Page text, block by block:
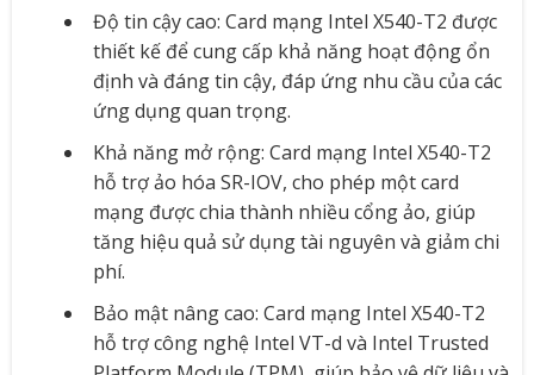
Độ tin cậy cao: Card mạng Intel X540-T2 được
thiết kế để cung cấp khả năng hoạt động ổn
định và đáng tin cậy, đáp ứng nhu cầu của các
ứng dụng quan trọng.
Khả năng mở rộng: Card mạng Intel X540-T2
hỗ trợ ảo hóa SR-IOV, cho phép một card
mạng được chia thành nhiều cổng ảo, giúp
tăng hiệu quả sử dụng tài nguyên và giảm chi
phí.
Bảo mật nâng cao: Card mạng Intel X540-T2
hỗ trợ công nghệ Intel VT-d và Intel Trusted